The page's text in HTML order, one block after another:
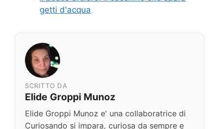
getti d'acqua
SCRITTO DA
Elide Groppi Munoz
Elide Groppi Munoz e' una collaboratrice di
Curiosando si impara, curiosa da sempre e